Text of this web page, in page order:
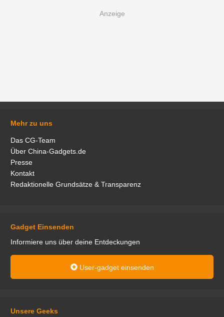
Mehr zu uns
Das CG-Team
Über China-Gadgets.de
Presse
Kontakt
Redaktionelle Grundsätze & Transparenz
Gadget Einsenden
Informiere uns über deine Entdeckungen
User-gadget einsenden
Unsere Geeks